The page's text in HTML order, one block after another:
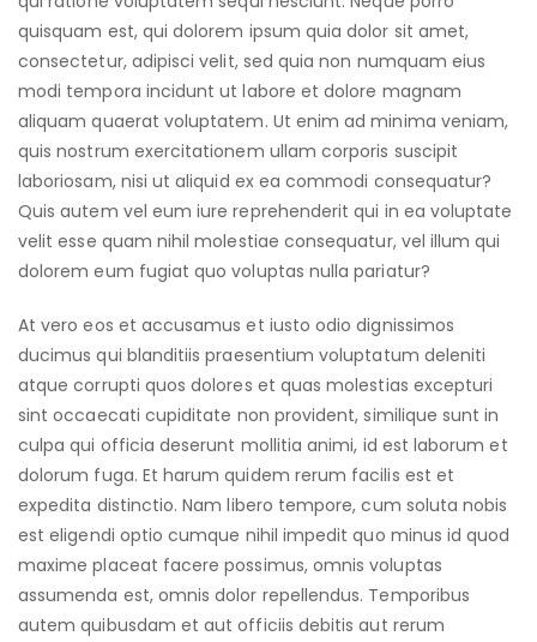
quisquam est, qui dolorem ipsum quia dolor sit amet,
consectetur, adipisci velit, sed quia non numquam eius
modi tempora incidunt ut labore et dolore magnam
aliquam quaerat voluptatem. Ut enim ad minima veniam,
quis nostrum exercitationem ullam corporis suscipit
laboriosam, nisi ut aliquid ex ea commodi consequatur?
Quis autem vel eum iure reprehenderit qui in ea voluptate
velit esse quam nihil molestiae consequatur, vel illum qui
dolorem eum fugiat quo voluptas nulla pariatur?
At vero eos et accusamus et iusto odio dignissimos
ducimus qui blanditiis praesentium voluptatum deleniti
atque corrupti quos dolores et quas molestias excepturi
sint occaecati cupiditate non provident, similique sunt in
culpa qui officia deserunt mollitia animi, id est laborum et
dolorum fuga. Et harum quidem rerum facilis est et
expedita distinctio. Nam libero tempore, cum soluta nobis
est eligendi optio cumque nihil impedit quo minus id quod
maxime placeat facere possimus, omnis voluptas
assumenda est, omnis dolor repellendus. Temporibus
autem quibusdam et aut officiis debitis aut rerum